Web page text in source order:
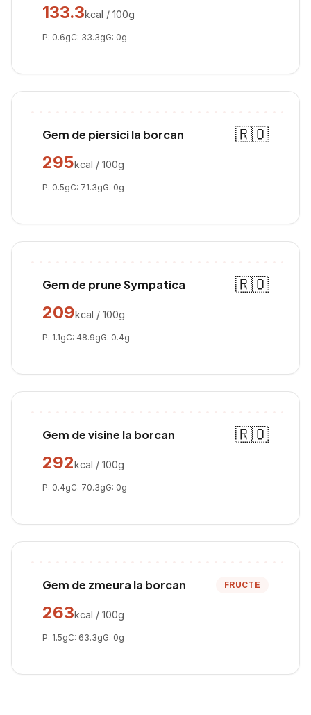
133.3kcal / 100g
P: 0.6gC: 33.3gG: 0g
Gem de piersici la borcan
🇷🇴
295kcal / 100g
P: 0.5gC: 71.3gG: 0g
Gem de prune Sympatica
🇷🇴
209kcal / 100g
P: 1.1gC: 48.9gG: 0.4g
Gem de visine la borcan
🇷🇴
292kcal / 100g
P: 0.4gC: 70.3gG: 0g
Gem de zmeura la borcan FRUCTE
263kcal / 100g
P: 1.5gC: 63.3gG: 0g